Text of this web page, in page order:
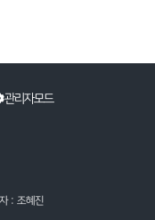
관리자모드
: 조혜진